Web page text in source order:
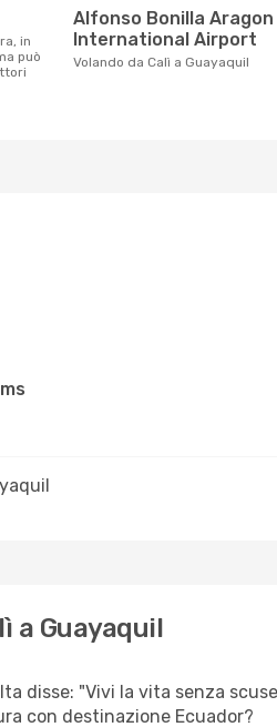
può
Alfonso Bonilla Aragon
International Airport
Volando da Calì a Guayaquil
a Guayaquil
disse: "Vivi la vita senza
con destinazione Ecuador?